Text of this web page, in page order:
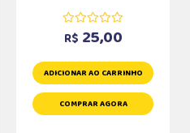
R$ 25,00
ADICIONAR AO CARRINHO
COMPRAR AGORA